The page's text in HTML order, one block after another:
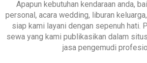
Apapun kebutuhan kendaraan anda,
personal, acara wedding, liburan
siap kami layani dengan sepenuh hati.
sewa yang kami publikasikan dalam
jasa pengemudi